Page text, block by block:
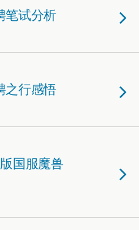
笔试分析
之行感悟
国服魔兽